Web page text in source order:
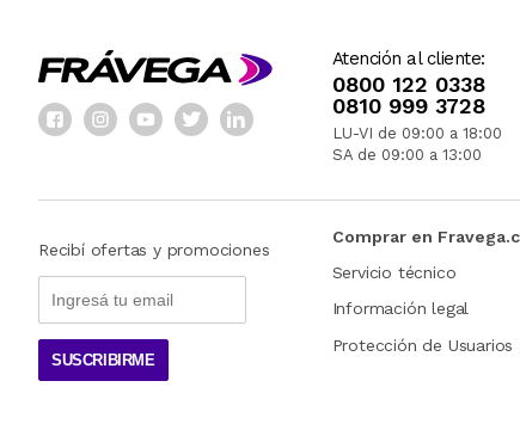
Atención al cliente:
0800 122 0338
0810 999 3728
LU-VI de 09:00 a 18:00
SA de 09:00 a 13:00
Recibí ofertas y promociones
SUSCRIBIRME
Comprar en
Servicio técnico
Información legal
Protección de Usuarios